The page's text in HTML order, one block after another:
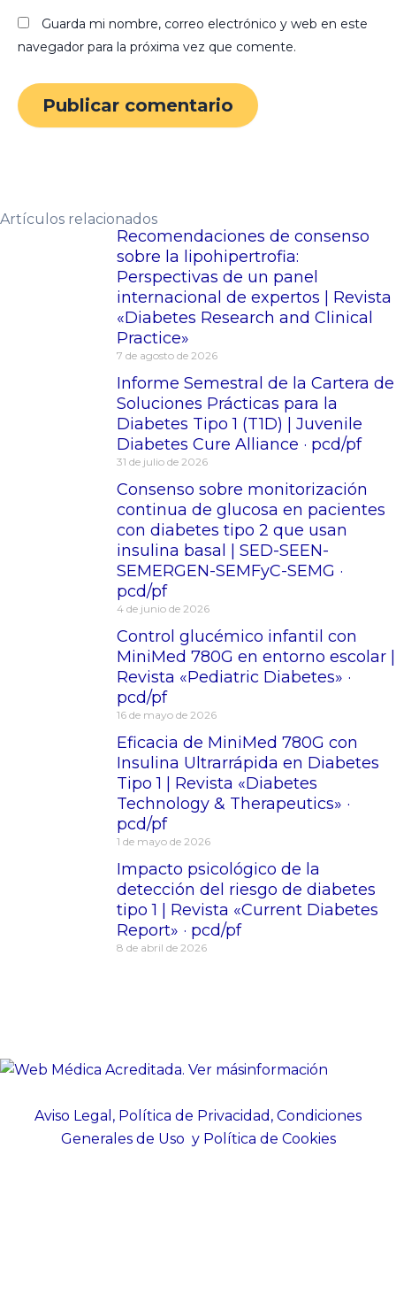
Guarda mi nombre, correo electrónico y web en este
navegador para la próxima vez que comente.
Artículos relacionados
Recomendaciones de consenso
sobre la lipohipertrofia:
Perspectivas de un panel
internacional de expertos | Revista
«Diabetes Research and Clinical
Practice»
7 de agosto de 2026
Informe Semestral de la Cartera de
Soluciones Prácticas para la
Diabetes Tipo 1 (T1D) | Juvenile
Diabetes Cure Alliance · pcd/pf
31 de julio de 2026
Consenso sobre monitorización
continua de glucosa en pacientes
con diabetes tipo 2 que usan
insulina basal | SED-SEEN-
SEMERGEN-SEMFyC-SEMG ·
pcd/pf
4 de junio de 2026
Control glucémico infantil con
MiniMed 780G en entorno escolar |
Revista «Pediatric Diabetes» ·
pcd/pf
16 de mayo de 2026
Eficacia de MiniMed 780G con
Insulina Ultrarrápida en Diabetes
Tipo 1 | Revista «Diabetes
Technology & Therapeutics» ·
pcd/pf
1 de mayo de 2026
Impacto psicológico de la
detección del riesgo de diabetes
tipo 1 | Revista «Current Diabetes
Report» · pcd/pf
8 de abril de 2026
Aviso Legal, Política de Privacidad, Condiciones
Generales de Uso y Política de Cookies